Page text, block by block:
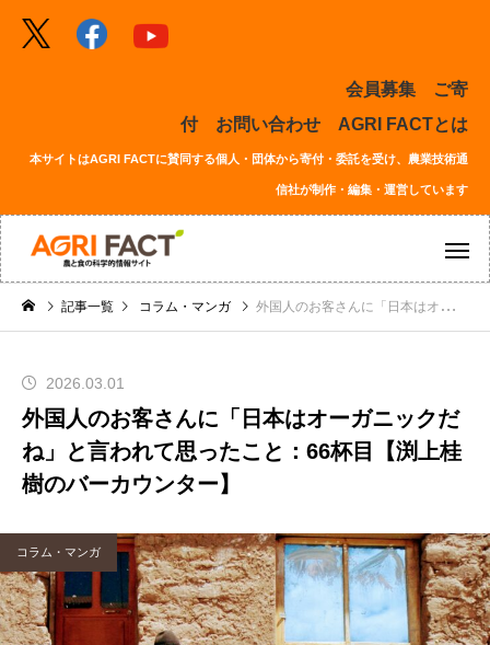
会員募集
ご寄
付
お問い合わせ AGRI FACTとは
本サイトはAGRI FACTに賛同する個人・団体から寄付・委託を受け、農業技術通
信社が制作・編集・運営しています
記事一覧 コラム・マンガ 外国人のお客さんに「日本はオーガニックだね」と言われて思ったこと：66杯目【渕上桂樹のバーカウンター】
2026.03.01
外国人のお客さんに「日本はオーガニックだ
ね」と言われて思ったこと：66杯目【渕上桂
樹のバーカウンター】
コラム・マンガ